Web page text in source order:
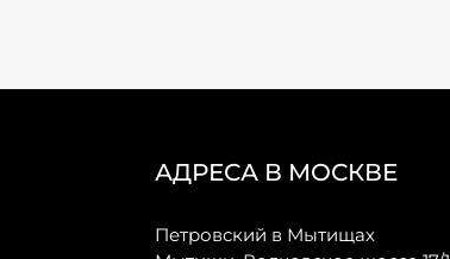
АДРЕСА В МОСКВЕ
Петровский в Мытищах